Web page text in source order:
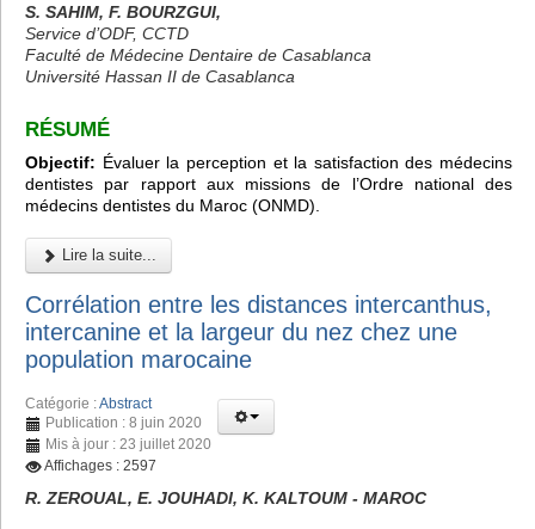
S. SAHIM, F. BOURZGUI,
Service d’ODF, CCTD
Faculté de Médecine Dentaire de Casablanca
Université Hassan II de Casablanca
RÉSUMÉ
Objectif: Évaluer la perception et la satisfaction des médecins
dentistes par rapport aux missions de l’Ordre national des
médecins dentistes du Maroc (ONMD).
Lire la suite...
Corrélation entre les distances intercanthus,
intercanine et la largeur du nez chez une
population marocaine
Catégorie :Abstract
Publication : 8 juin 2020
Mis à jour : 23 juillet 2020
Affichages : 2597
R. ZEROUAL, E. JOUHADI, K. KALTOUM - MAROC